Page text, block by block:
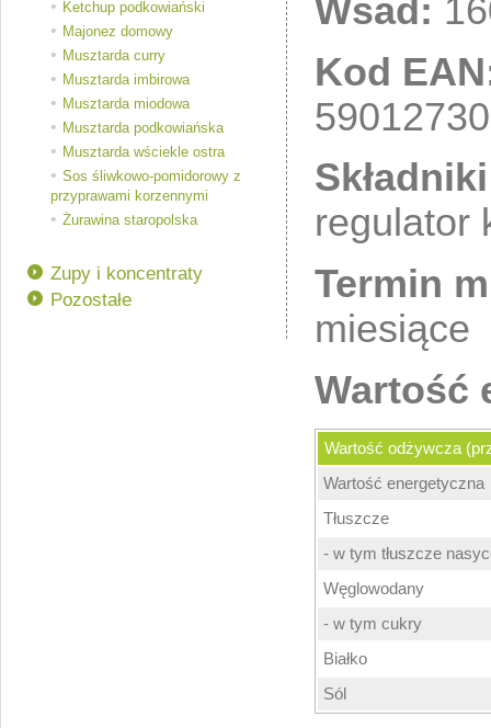
Ketchup podkowiański
Majonez domowy
Musztarda curry
Musztarda imbirowa
Musztarda miodowa
Musztarda podkowiańska
Musztarda wściekle ostra
Sos śliwkowo-pomidorowy z
przyprawami korzennymi
Żurawina staropolska
Zupy i koncentraty
Pozostałe
Wsad:
Kod
regulator
Termin
miesiące
Wartość
Wartość odżywcza
Wartość energetyczna
Tłuszcze
- w tym tłuszcze
Węglowodany
- w tym cukry
Białko
Sól